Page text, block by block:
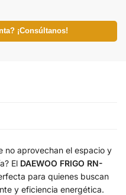
¡Consúltanos!
no aprovechan el espacio y
El DAEWOO FRIGO RN-
para quienes buscan
y eficiencia energética.